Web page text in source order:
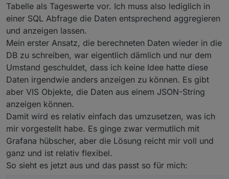
Tabelle als Tageswerte vor. Ich muss also lediglich in
einer SQL Abfrage die Daten entsprechend aggregieren
und anzeigen lassen.
Mein erster Ansatz, die berechneten Daten wieder in die
DB zu schreiben, war eigentlich dämlich und nur dem
Umstand geschuldet, dass ich keine Idee hatte diese
Daten irgendwie anders anzeigen zu können. Es gibt
aber VIS Objekte, die Daten aus einem JSON-String
anzeigen können.
Damit wird es relativ einfach das umzusetzen, was ich
mir vorgestellt habe. Es ginge zwar vermutlich mit
Grafana hübscher, aber die Lösung reicht mir voll und
ganz und ist relativ flexibel.
So sieht es jetzt aus und das passt so für mich: